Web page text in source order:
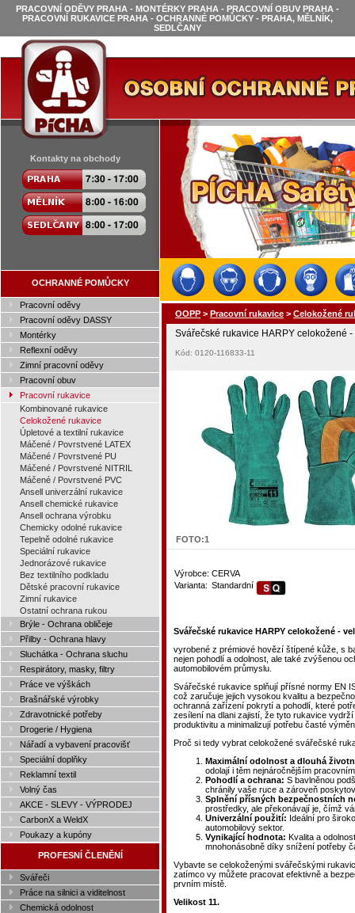
PRACOVNÍ ODĚVY PRAHA - MONTÉRKY PRAHA - PRACOVNÍ OBUV PRAHA -
PRACOVNÍ RUKAVICE PRAHA - OCHRANNÉ POMŮCKY - PRAHA, MĚLNÍK,
SEDLČANY
Kontakty na obchody
OCHRANNÉ POMŮCKY
Pracovní oděvy
Pracovní oděvy DASSY
Montérky
Reflexní oděvy
Zimní pracovní oděvy
Pracovní obuv
Pracovní rukavice
Kombinované rukavice
Celokožené rukavice
Úpletové a textilní rukavice
Máčené / Povrstvené LATEX
Máčené / Povrstvené PU
Máčené / Povrstvené NITRIL
Máčené / Povrstvené PVC
Ansell univerzální rukavice
Ansell chemické rukavice
Ansell ochrana výrobku
Chemicky odolné rukavice
Tepelně odolné rukavice
Speciální rukavice
Jednorázové rukavice
Bez textilního podkladu
Dětské pracovní rukavice
Zimní rukavice
Ostatní ochrana rukou
Brýle - Ochrana obličeje
Přilby - Ochrana hlavy
Sluchátka - Ochrana sluchu
Respirátory, masky, filtry
Práce ve výškách
Brašnářské výrobky
Zdravotnické potřeby
Drogerie / Hygiena
Nářadí a vybavení pracovišť
Speciální doplňky
Reklamní textil
Volný čas
AKCE - SLEVY - VÝPRODEJ
CarbonX a WeldX
Poukazy a kupóny
PROFESNÍ ČLENĚNÍ
Svářeči
Práce na silnici a viditelnost
Chemická odolnost
OOPP > Pracovní rukavice > Celokožené
Svářečské rukavice HARPY celokožené -
Kód: 0120-116833-11
FOTO:1
Výrobce: CERVA
Varianta: Standardní
Svářečské rukavice HARPY celokožené -
vyrobené z prémiové hovězí štípené kůže, s
nejen pohodlí a odolnost, ale také zvýšenou
automobilovém průmyslu.
Svářečské rukavice splňují přísné normy EN
což zaručuje jejich vysokou kvalitu a
ochranná zařízení pokrytí a pohodlí, které
zesílení na dlani zajistí, že tyto rukavice
produktivitu a minimalizují potřebu časté
Proč si tedy vybrat celokožené svářečské
Maximální odolnost a dlouhá
odolají i těm nejnáročnějším
Pohodlí a ochrana: S bavlněnou
chránily vaše ruce a zároveň
Splnění přísných bezpečnostních
prostředky, ale překonávají je, čímž
Univerzální použití: Ideální pro
automobilový sektor.
Vynikající hodnota: Kvalita a
mnohonásobně díky snížení potřeby
Vybavte se celokoženými svářečskými
zatímco vy můžete pracovat efektivně a
prvním místě.
Velikost 11.